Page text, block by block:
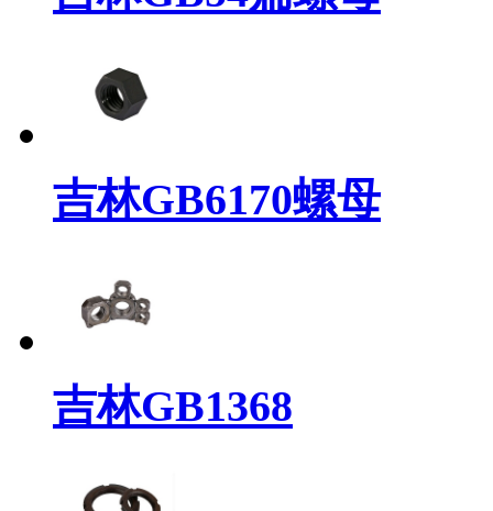
吉林GB6170螺母
吉林GB1368